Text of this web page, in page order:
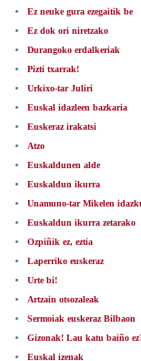
Ez neuke gura ezegaitik be
Ez dok ori niretzako
Durangoko erdalkeriak
Pizti txarrak!
Urkixo-tar Juliri
Euskal idazleen bazkaria
Euskeraz irakatsi
Atzo
Euskaldunen alde
Euskaldun ikurra
Unamuno-tar Mikelen
Euskaldun ikurra zetarako
Ozpiñik ez, eztia
Laperriko euskeraz
Urte bi!
Artzain otsozaleak
Sermoiak euskeraz Bilbaon
Gizonak! Lau katu baiño
Euskal izenak